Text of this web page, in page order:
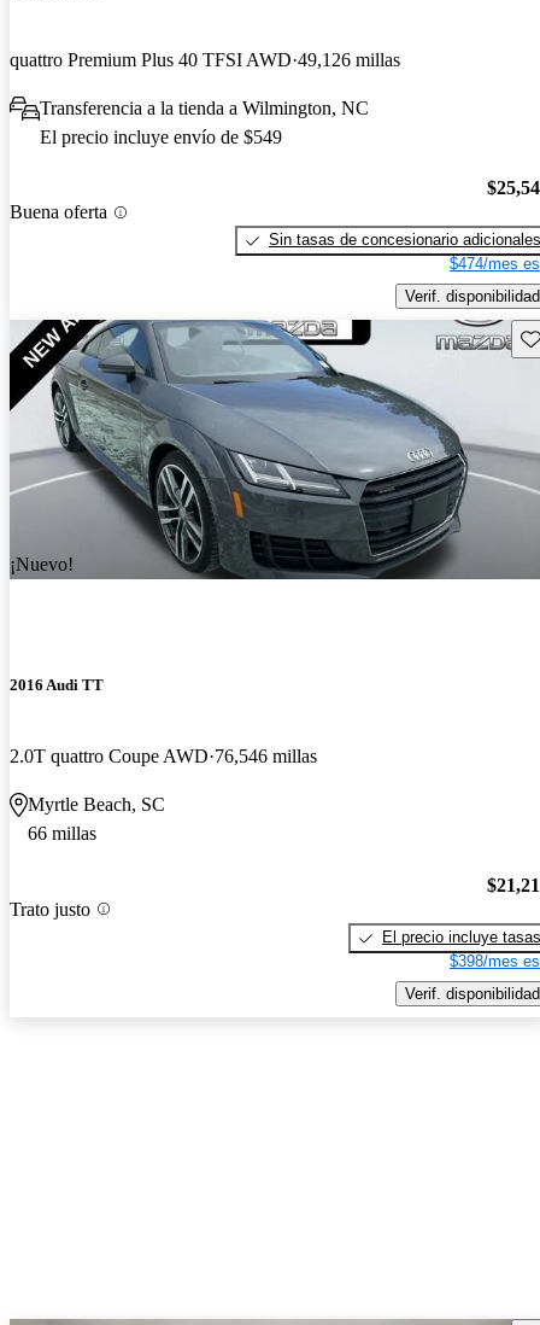
quattro Premium Plus 40 TFSI AWD 49,126 millas
Transferencia a la tienda a Wilmington, NC
El precio incluye envío de $549
Buena oferta
Sin tasas de concesionario adicionales
$474/mes
Verif. disponibilidad
¡Nuevo!
2016 Audi TT
2.0T quattro Coupe AWD 76,546 millas
Myrtle Beach, SC
66 millas
Trato justo
El precio incluye tasas
$398/mes
Verif. disponibilidad